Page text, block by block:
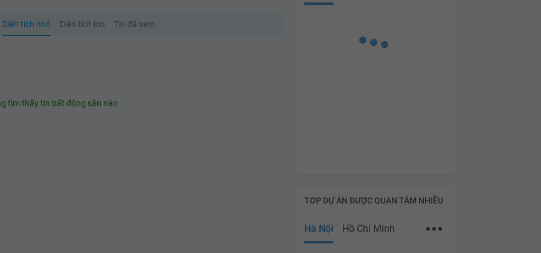
Diện tích nhỏ Diện tích lớn Tin đã xem
tìm thấy tin bất động sản nào
TOP DỰ ÁN ĐƯỢC QUAN TÂM NHIỀU
Hà Nội Hồ Chí Minh